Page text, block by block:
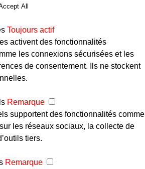
All
Toujours actif
activent des fonctionnalités
les connexions sécurisées et les
de consentement. Ils ne stockent
Remarque
supportent des fonctionnalités comme
les réseaux sociaux, la collecte de
tiers.
Remarque